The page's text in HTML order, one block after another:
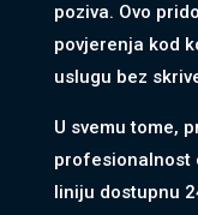
poziva. Ovo
povjerenja kod
uslugu bez
U svemu tome,
profesionalnost
liniju dostupnu